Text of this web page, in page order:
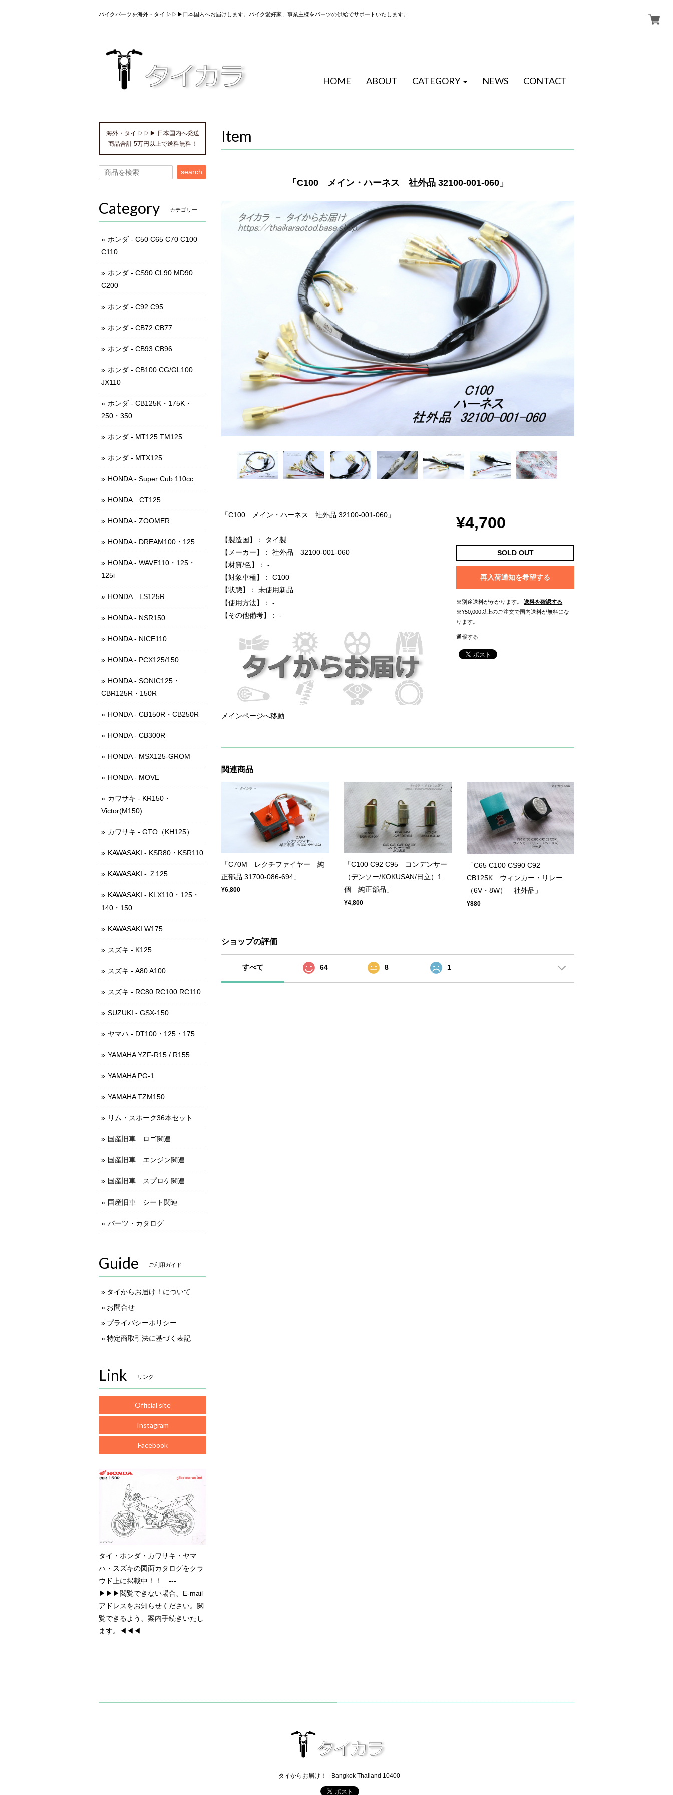
バイクパーツを海外・タイ ▷▷▶日本国内へお届けします。バイク愛好家、事業主様をパーツの供給でサポートいたします。
HOME ABOUT CATEGORY NEWS CONTACT
Item
「C100 メイン・ハーネス 社外品 32100-001-060」
「C100 メイン・ハーネス 社外品 32100-001-060」
【製造国】： タイ製
【メーカー】： 社外品 32100-001-060
【材質/色】： -
【対象車種】： C100
【状態】： 未使用新品
【使用方法】： -
【その他備考】： -
メインページへ移動
¥4,700
SOLD OUT
再入荷通知を希望する
※別途送料がかかります。
送料を確認する
※¥50,000以上のご注文で国内送料が無料にな
ります。
通報する
関連商品
「C70M レクチファイヤー 純
正部品 31700-086-694」
¥6,800
「C100 C92 C95 コンデンサー
（デンソー/KOKUSAN/日立）1
個 純正部品」
¥4,800
「C65 C100 CS90 C92
CB125K ウィンカー・リレー
（6V・8W） 社外品」
¥880
ショップの評価
すべて 64 8 1
海外・タイ ▷▷▶ 日本国内へ発送
商品合計 5万円以上で送料無料！
search
Category カテゴリー
ホンダ - C50 C65 C70 C100
C110
ホンダ - CS90 CL90 MD90
C200
ホンダ - C92 C95
ホンダ - CB72 CB77
ホンダ - CB93 CB96
ホンダ - CB100 CG/GL100
JX110
ホンダ - CB125K・175K・
250・350
ホンダ - MT125 TM125
ホンダ - MTX125
HONDA - Super Cub 110cc
HONDA CT125
HONDA - ZOOMER
HONDA - DREAM100・125
HONDA - WAVE110・125・
125i
HONDA LS125R
HONDA - NSR150
HONDA - NICE110
HONDA - PCX125/150
HONDA - SONIC125・
CBR125R・150R
HONDA - CB150R・CB250R
HONDA - CB300R
HONDA - MSX125-GROM
HONDA - MOVE
カワサキ - KR150・
Victor(M150)
カワサキ - GTO（KH125）
KAWASAKI - KSR80・KSR110
KAWASAKI - Ｚ125
KAWASAKI - KLX110・125・
140・150
KAWASAKI W175
スズキ - K125
スズキ - A80 A100
スズキ - RC80 RC100 RC110
SUZUKI - GSX-150
ヤマハ - DT100・125・175
YAMAHA YZF-R15 / R155
YAMAHA PG-1
YAMAHA TZM150
リム・スポーク36本セット
国産旧車 ロゴ関連
国産旧車 エンジン関連
国産旧車 スプロケ関連
国産旧車 シート関連
パーツ・カタログ
Guide ご利用ガイド
タイからお届け！について
お問合せ
プライバシーポリシー
特定商取引法に基づく表記
Link リンク
Official site
Instagram
Facebook
タイ・ホンダ・カワサキ・ヤマ
ハ・スズキの図面カタログをクラ
ウド上に掲載中！！ ---
▶▶▶閲覧できない場合、E-mail
アドレスをお知らせください。閲
覧できるよう、案内手続きいたし
ます。◀◀◀
タイからお届け！ Bangkok Thailand 10400